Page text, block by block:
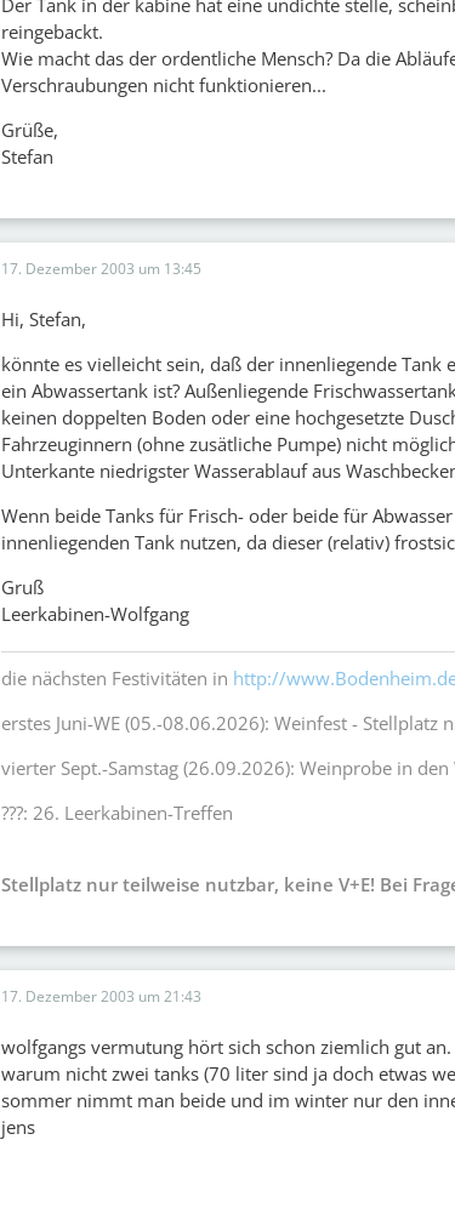
Der Tank in der kabine hat eine undichte stelle,
reingebackt.
Wie macht das der ordentliche Mensch? Da die
Verschraubungen nicht funktionieren...
Grüße,
Stefan
17. Dezember 2003 um 13:45
Hi, Stefan,
könnte es vielleicht sein, daß der innenliegende Tank
ein Abwassertank ist? Außenliegende
keinen doppelten Boden oder eine hochgesetzte
Fahrzeuginnern (ohne zusätliche Pumpe) nicht
Unterkante niedrigster Wasserablauf aus
Wenn beide Tanks für Frisch- oder beide für
innenliegenden Tank nutzen, da dieser (relativ)
Gruß
Leerkabinen-Wolfgang
die nächsten Festivitäten in http://
erstes Juni-WE (05.-08.06.2026): Weinfest - Stellplatz
vierter Sept.-Samstag (26.09.2026): Weinprobe in den
???: 26. Leerkabinen-Treffen
Stellplatz nur teilweise nutzbar, keine V+E! Bei
17. Dezember 2003 um 21:43
wolfgangs vermutung hört sich schon ziemlich gut
warum nicht zwei tanks (70 liter sind ja doch etwas
sommer nimmt man beide und im winter nur den
jens